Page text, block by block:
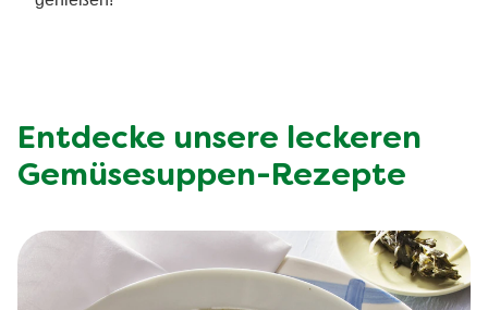
Entdecke unsere leckeren
Gemüsesuppen-Rezepte